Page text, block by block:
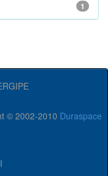
1
© 2002-2010 Duraspace